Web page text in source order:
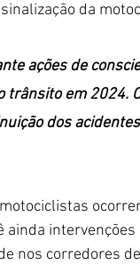
da
ações de
trânsito em 2024.
dos
nos corredores